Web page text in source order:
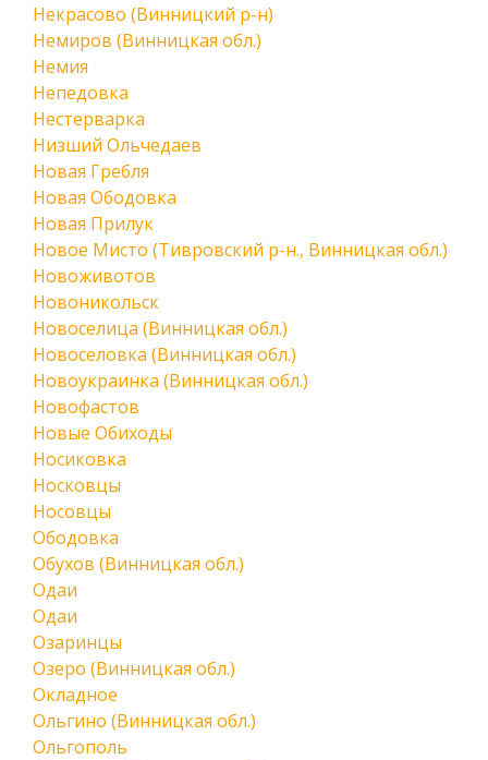
Некрасово (Винницкий р-н)
Немиров (Винницкая обл.)
Немия
Непедовка
Нестерварка
Низший Ольчедаев
Новая Гребля
Новая Ободовка
Новая Прилук
Новое Мисто (Тивровский р-н., Винницкая обл.)
Новоживотов
Новоникольск
Новоселица (Винницкая обл.)
Новоселовка (Винницкая обл.)
Новоукраинка (Винницкая обл.)
Новофастов
Новые Обиходы
Носиковка
Носковцы
Носовцы
Ободовка
Обухов (Винницкая обл.)
Одаи
Одаи
Озаринцы
Озеро (Винницкая обл.)
Окладное
Ольгино (Винницкая обл.)
Ольгополь